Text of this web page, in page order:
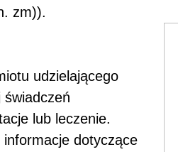
zm)).
udzielającego
lub leczenie.
dotyczące